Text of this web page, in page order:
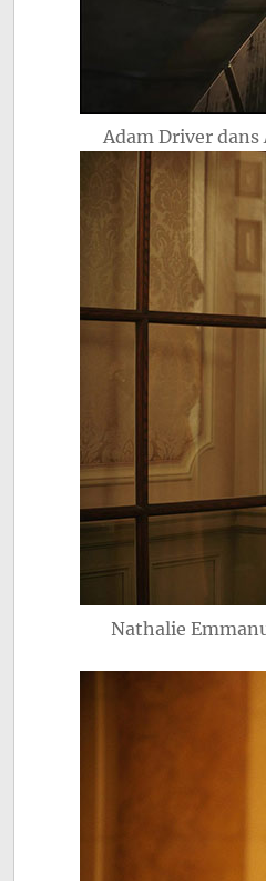
Adam Driver dans
Nathalie